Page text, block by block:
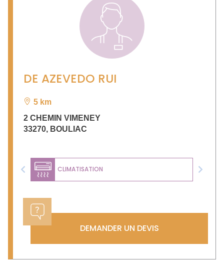
DE AZEVEDO RUI
5 km
2 CHEMIN VIMENEY
33270, BOULIAC
CLIMATISATION
Previous Next
DEMANDER UN DEVIS